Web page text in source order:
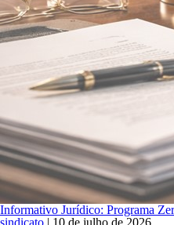
Informativo Jurídico: Programa
sindicato | 10 de julho de 2026